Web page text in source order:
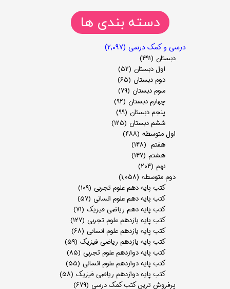
دسته بندی ها
درسی و کمک درسی (۲,۰۹۷)
دبستان (۴۹۱)
اول دبستان (۵۲)
دوم دبستان (۶۵)
سوم دبستان (۷۹)
چهارم دبستان (۹۲)
پنجم دبستان (۹۹)
ششم دبستان (۱۲۵)
اول متوسطه (۴۸۸)
هفتم (۱۴۸)
هشتم (۱۴۷)
نهم (۲۰۴)
دوم متوسطه (۱,۰۵۸)
کتب پایه دهم علوم تجربی (۱۰۹)
کتب پایه دهم علوم انسانی (۵۷)
کتب پایه دهم ریاضی فیزیک (۷۱)
کتب پایه یازدهم علوم تجربی (۱۲۷)
کتب پایه یازدهم علوم انسانی (۶۸)
کتب پایه یازدهم ریاضی فیزیک (۵۹)
کتب پایه دوازدهم علوم تجربی (۸۵)
کتب پایه دوازدهم علوم انسانی (۵۵)
کتب پایه دوازدهم ریاضی فیزیک (۵۸)
پرفروش ترین کتب کمک درسی (۶۷۹)